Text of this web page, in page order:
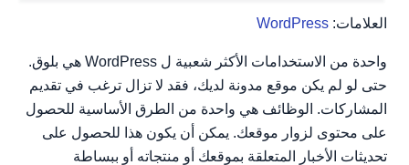
العلامات: WordPress
واحدة من الاستخدامات الأكثر شعبية ل WordPress هي بلوق.
حتى لو لم يكن موقع مدونة لديك، فقد لا تزال ترغب في تقديم
المشاركات. الوظائف هي واحدة من الطرق الأساسية للحصول
على محتوى لزوار موقعك. يمكن أن يكون هذا للحصول على
تحديثات الأخبار المتعلقة بموقعك أو منتجاته أو ببساطة